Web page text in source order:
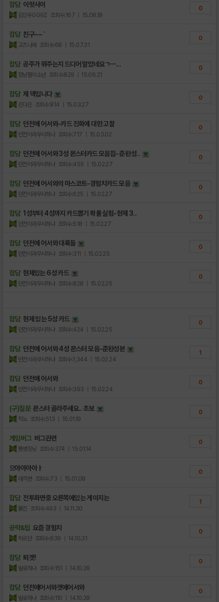
잡담 이랏샤이
김민우GG9Z 조회수:167 | 15.08.18
0
잡담 친구~~`
고즈나래 조회수:68 | 15.07.31
0
잡담 공주가 뭐주는지 드디어 알았네요ㄱㅡ...
껌냥팔이소년 조회수:829 | 15.06.21
0
잡담 제 덱입니다
은다은 조회수:814 | 15.03.27
0
잡담 던전에 어서와-카드 진화에 대한 고찰
던전이라무시하냐 조회수:717 | 15.03.02
0
잡담 던전에 어서와 3성 몬스터카드 모음집-준 완성..
던전이라무시하냐 조회수:455 | 15.02.27
0
잡담 던전에 어서와의 마스코트-경험치카드 모음
던전이라무시하냐 조회수:625 | 15.02.27
0
잡담 1성부터 4성까지 카드뽑기 확률 실험-현제 3..
던전이라무시하냐 조회수:518 | 15.02.27
0
잡담 던전에 어서와 대륙들
던전이라무시하냐 조회수:311 | 15.02.25
0
잡담 현제있는 6성 카드
던전이라무시하냐 조회수:828 | 15.02.25
0
잡담 현제 있는 5성 카드
던전이라무시하냐 조회수:424 | 15.02.25
0
잡담 던전에 어서와 4성 몬스터 모음-준완성본
던전이라무시하냐 조회수:1,344 | 15.02.24
1
잡담 던전에 어서와
던전이라무시하냐 조회수:393 | 15.02.24
0
(구)질문 몬스터 골라주세요.. 초보
직노 조회수:513 | 15.01.19
0
게임버그 버그관련
똥병장님 조회수:374 | 15.01.14
0
으아아아아ㅏ
대격변 조회수:73 | 15.01.08
0
잡담 전투화면중 오른쪽에있는 게이지는
뿜진 조회수:493 | 14.11.30
1
공략&팁 요즘 경험치
허르단 조회수:839 | 14.10.31
0
잡담 퇴겟!
발로하나 조회수:151 | 14.10.28
0
잡담 던전에어서와겟에어서와
발로하나 조회수:110 | 14.10.28
0